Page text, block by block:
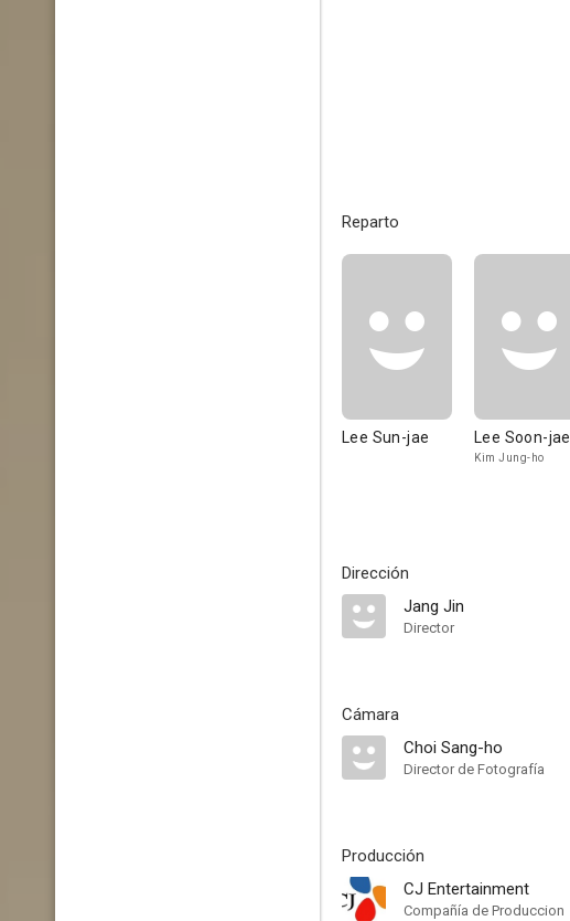
Reparto
Lee Sun-jae Lee Soon-jae
Kim Jung-ho
Dirección
Jang Jin
Director
Cámara
Choi Sang-ho
Director de Fotografía
Producción
CJ Entertainment
Compañía de Produccion